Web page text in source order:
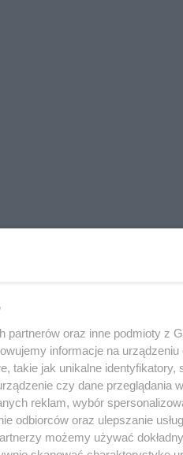
partnerów oraz inne podmioty z
informacje na urządzeniu
takie jak unikalne identyfikatory,
czy dane przeglądania
reklam, wybór
odbiorców oraz ulepszanie
możemy używać